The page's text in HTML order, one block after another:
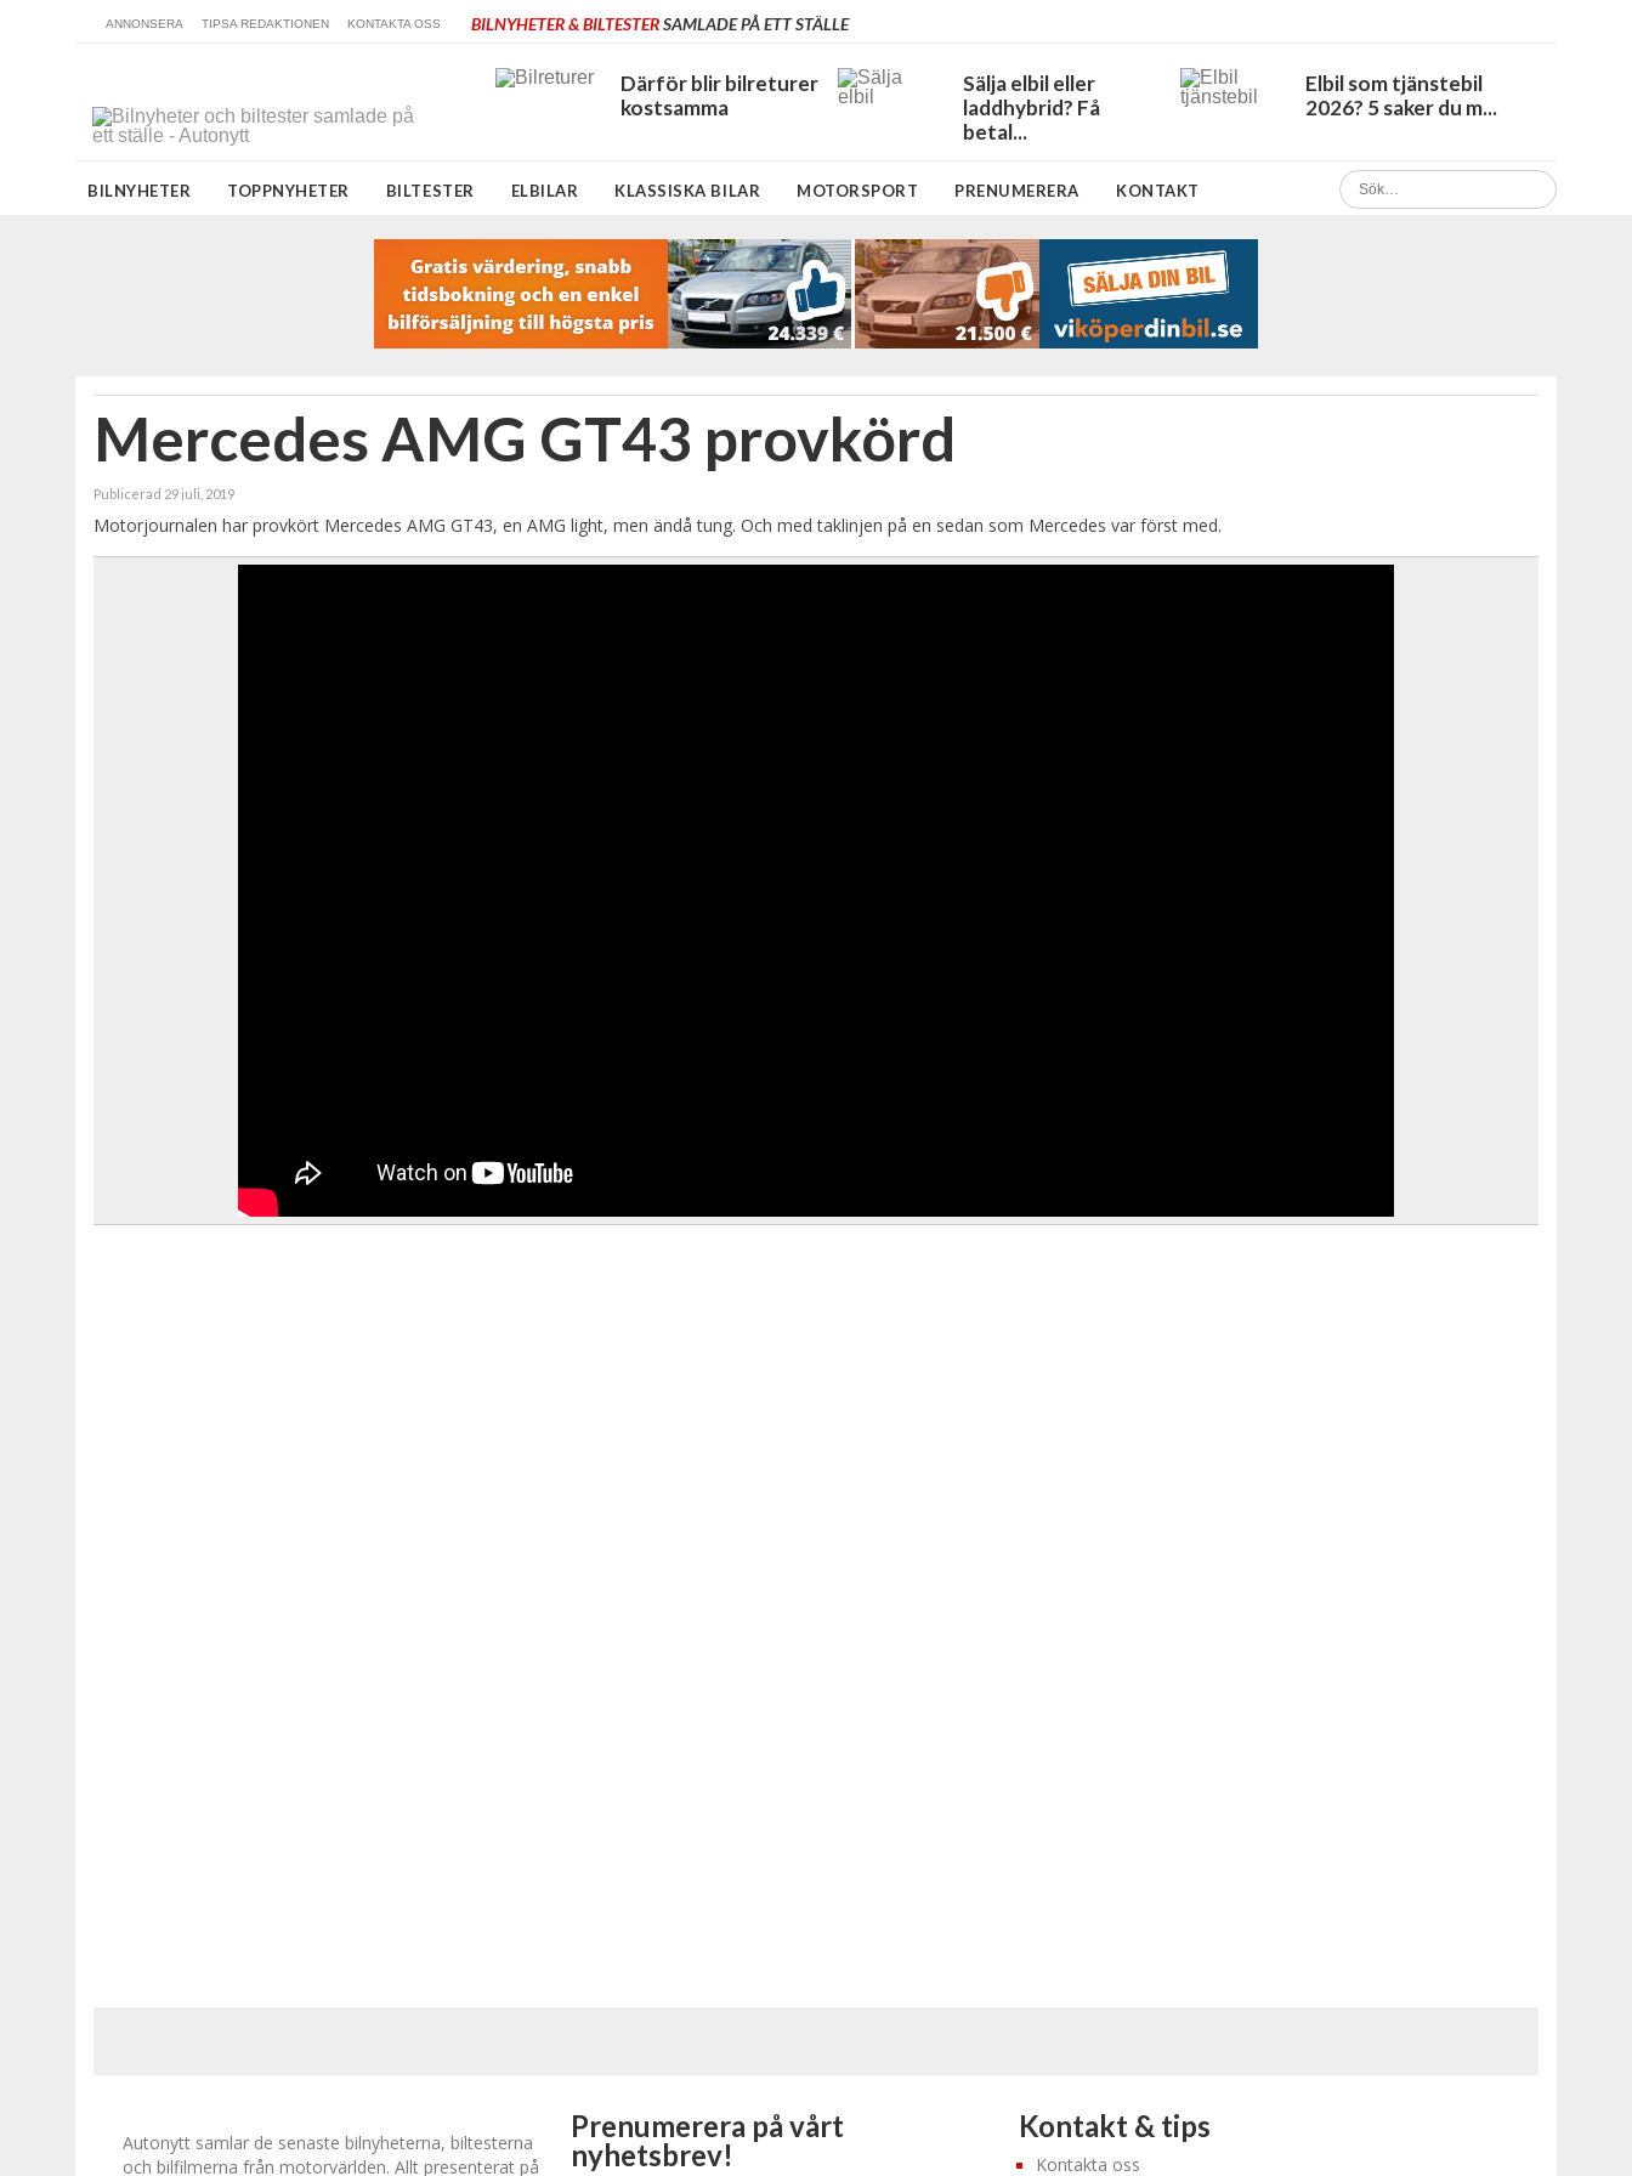
ANNONSERA TIPSA REDAKTIONEN KONTAKTA OSS BILNYHETER & BILTESTERSAMLADE PÅ ETT STÄLLE
Därför blir bilreturer
kostsamma
Sälja elbil eller
laddhybrid? Få
betal...
Elbil som tjänstebil
2026? 5 saker du m...
BILNYHETER TOPPNYHETER BILTESTER ELBILAR KLASSISKA BILAR MOTORSPORT PRENUMERERA KONTAKT
Mercedes AMG GT43 provkörd
Publicerad 29 juli, 2019
Motorjournalen har provkört Mercedes AMG GT43, en AMG light, men ändå tung. Och med taklinjen på en sedan som Mercedes var först med.
Autonytt samlar de senaste bilnyheterna, biltesterna
och bilfilmerna från motorvärlden. Allt presenterat på
Prenumerera på vårt
nyhetsbrev!
Kontakt & tips
Kontakta oss